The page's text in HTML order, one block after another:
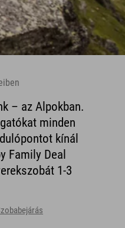
– az Alpokban.
minden
kínál
Family Deal
1-3